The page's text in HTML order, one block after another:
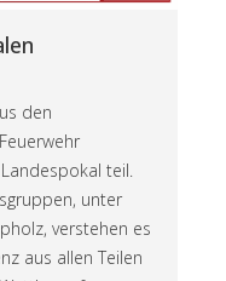
den
teil.
unter
verstehen es
aus allen Teilen